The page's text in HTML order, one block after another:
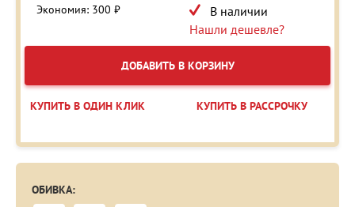
Экономия: 300 ₽
В наличии
Нашли дешевле?
ДОБАВИТЬ В КОРЗИНУ
КУПИТЬ В ОДИН КЛИК КУПИТЬ В РАССРОЧКУ
ОБИВКА: